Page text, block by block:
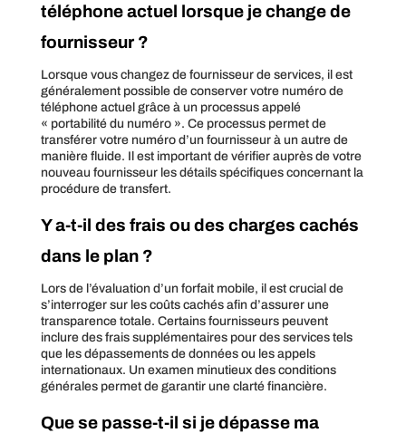
téléphone actuel lorsque je change de
fournisseur ?
Lorsque vous changez de fournisseur de services, il est
généralement possible de conserver votre numéro de
téléphone actuel grâce à un processus appelé
« portabilité du numéro ». Ce processus permet de
transférer votre numéro d’un fournisseur à un autre de
manière fluide. Il est important de vérifier auprès de votre
nouveau fournisseur les détails spécifiques concernant la
procédure de transfert.
Y a-t-il des frais ou des charges cachés
dans le plan ?
Lors de l’évaluation d’un forfait mobile, il est crucial de
s’interroger sur les coûts cachés afin d’assurer une
transparence totale. Certains fournisseurs peuvent
inclure des frais supplémentaires pour des services tels
que les dépassements de données ou les appels
internationaux. Un examen minutieux des conditions
générales permet de garantir une clarté financière.
Que se passe-t-il si je dépasse ma